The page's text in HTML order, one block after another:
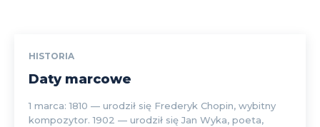
HISTORIA
Daty marcowe
1 marca: 1810 — urodził się Frederyk Chopin, wybitny
kompozytor. 1902 — urodził się Jan Wyka, poeta,